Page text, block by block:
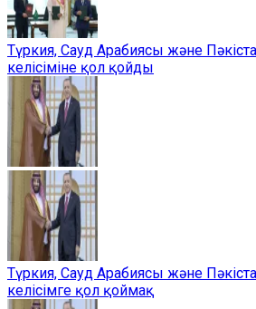
Түркия, Сауд Арабиясы және
келісіміне қол қойды
Түркия, Сауд Арабиясы және
келісімге қол қоймақ